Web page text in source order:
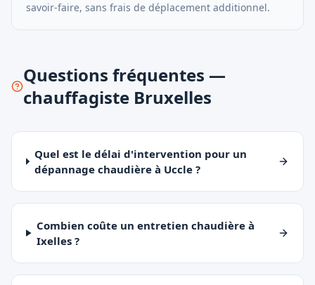
savoir-faire, sans frais de déplacement additionnel.
Questions fréquentes —
chauffagiste Bruxelles
Quel est le délai d'intervention pour un
dépannage chaudière à Uccle ?
Combien coûte un entretien chaudière à
Ixelles ?